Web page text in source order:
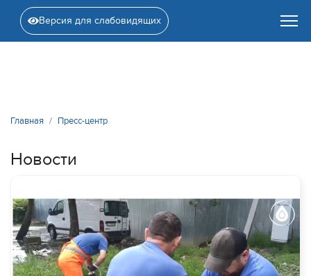
Версия для слабовидящих
Главная Пресс-центр
Новости